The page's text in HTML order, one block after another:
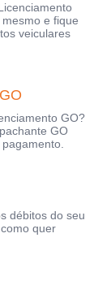
e fique
veiculares
GO?
GO
débitos do seu
quer